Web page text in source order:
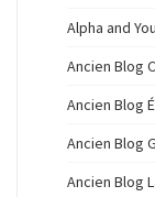
Alpha and
Ancien Blog
Ancien Blog
Ancien Blog
Ancien Blog